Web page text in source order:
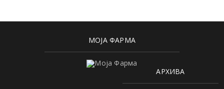
МОЈА ФАРМА
АРХИВА